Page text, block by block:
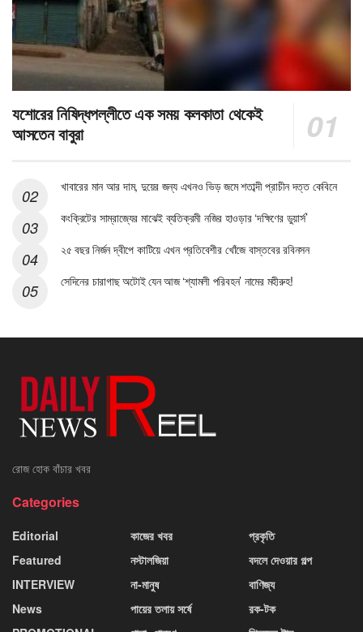
যশোরের নিষিদ্ধপল্লীতে এক সময় কলকাতা থেকেই
আসতেন বাবুরা
খাবারের মান আর দাম, দুয়ের জন্য এখনও ভিড় জমে শতাব্দী প্রাচীন দত্ত কেবিনে
কংক্রিটের সাম্রাজ্যের মাঝেই ব্যতিক্রমী নজির হাওড়ার ‘দক্ষিণের ডুয়ার্স’
২৫ বছর নির্জন দ্বীপে কাটিয়ে এখন প্রতিবেশীর খোঁজে বাস্তবের রবিনসন
সেদিনের চারাগাছ অটোই যেন আজ ‘শ্যামলী পরিবহন’ নামের মহীরুহ!
রোজ হোক বাঁচার খবর
Categories
Editorial
Featured
INTERVIEW
News
কাজের খবর
নস্টালজিয়া
না-মানুষ
পায়ের তলায় সর্ষে
প্রকৃতি
বদলে দেওয়ার গল্প
বাণিজ্য
রক-টক